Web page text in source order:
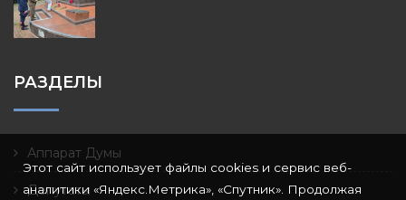
РАЗДЕЛЫ
Аппарат Думы
Депутаты
Этот сайт использует файлы cookies и сервис веб-
аналитики «Яндекс.Метрика», «Спутник». Продолжая